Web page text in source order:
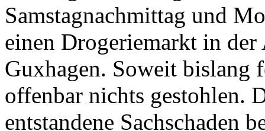
Samstagnachmittag und
einen Drogeriemarkt in
Guxhagen. Soweit bislang
offenbar nichts gestohlen.
entstandene Sachschaden